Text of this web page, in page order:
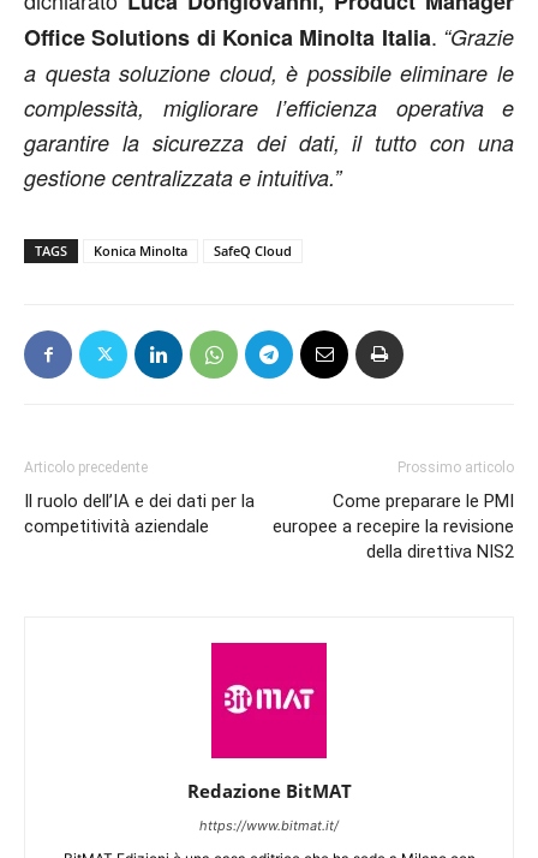
Office Solutions di Konica Minolta Italia. “Grazie
a questa soluzione cloud, è possibile eliminare le
complessità, migliorare l’efficienza operativa e
garantire la sicurezza dei dati, il tutto con una
gestione centralizzata e intuitiva.”
TAGS Konica Minolta SafeQ Cloud
Articolo precedente
Il ruolo dell’IA e dei dati per la
competitività aziendale
Prossimo articolo
Come preparare le PMI
europee a recepire la revisione
della direttiva NIS2
Redazione BitMAT
https://www.bitmat.it/